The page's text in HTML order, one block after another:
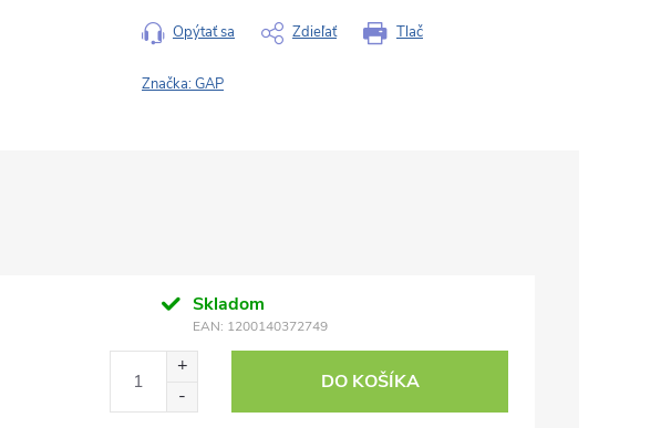
Tlač
Opýtať sa Zdieľať
Značka:GAP
Skladom
EAN: 1200140372749
DO KOŠÍKA